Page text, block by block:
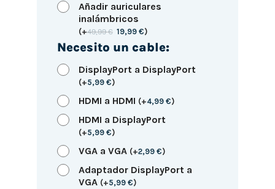
Añadir auriculares
inalámbricos
(+49,99€ 19,99€)
Necesito un cable:
DisplayPort a DisplayPort
(+5,99 €)
HDMI a HDMI (+4,99 €)
HDMI a DisplayPort
(+5,99 €)
VGA a VGA (+2,99 €)
Adaptador DisplayPort a
VGA (+5,99 €)